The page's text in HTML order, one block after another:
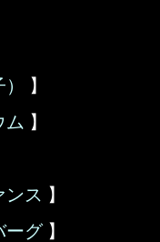
】
ム 】
ンス 】
ーグ】